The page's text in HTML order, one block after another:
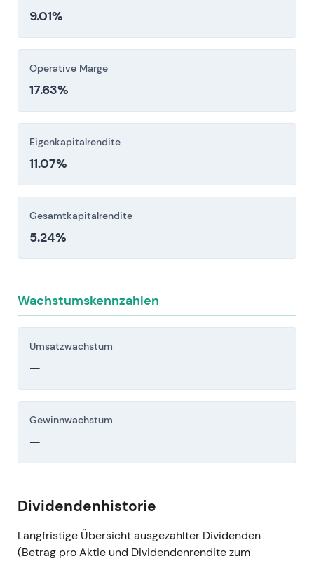
Anleger sollten diese Risikofaktoren vor einer
9.01%
Operative Marge
17.63%
Eigenkapitalrendite
11.07%
Gesamtkapitalrendite
5.24%
Wachstumskennzahlen
Umsatzwachstum
—
Gewinnwachstum
—
Dividendenhistorie
Langfristige Übersicht ausgezahlter Dividenden
(Betrag pro Aktie und Dividendenrendite zum